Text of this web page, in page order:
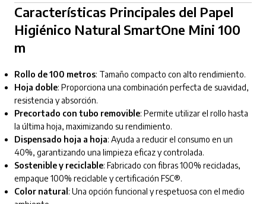
Características Principales del Papel
Higiénico Natural SmartOne Mini 100
m
Rollo de 100 metros: Tamaño compacto con alto rendimiento.
Hoja doble: Proporciona una combinación perfecta de suavidad,
resistencia y absorción.
Precortado con tubo removible: Permite utilizar el rollo hasta
la última hoja, maximizando su rendimiento.
Dispensado hoja a hoja: Ayuda a reducir el consumo en un
40%, garantizando una limpieza eficaz y controlada.
Sostenible y reciclable: Fabricado con fibras 100% recicladas,
empaque 100% reciclable y certificación FSC®.
Color natural : Una opción funcional y respetuosa con el medio